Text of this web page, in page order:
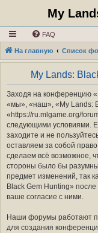
My
FAQ
На главную Список
My Lands:
Заходя на конференцию
«мы», «наш», «My Lands:
«https://ru.mlgame.org/
следующими условиями.
заходите и не
оставляем за собой
сделаем всё возможное,
стороны было бы
предмет изменений, так
Black Gem Hunting»
ваше согласие с ними.
Наши форумы работают
для создания